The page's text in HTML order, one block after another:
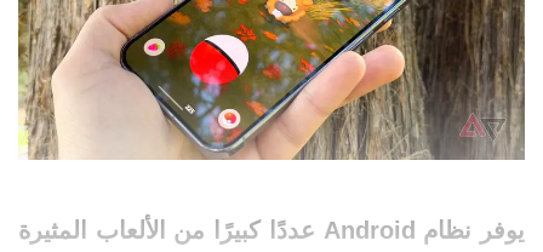
يوفر نظام Android عددًا كبيرًا من الألعاب المثيرة